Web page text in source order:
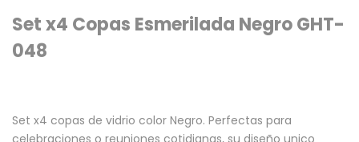
Set x4 Copas Esmerilada Negro GHT-
048
Set x4 copas de vidrio color Negro. Perfectas para
celebraciones o reuniones cotidianas, su diseño unico